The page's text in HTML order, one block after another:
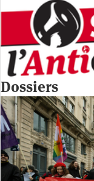
Dossiers